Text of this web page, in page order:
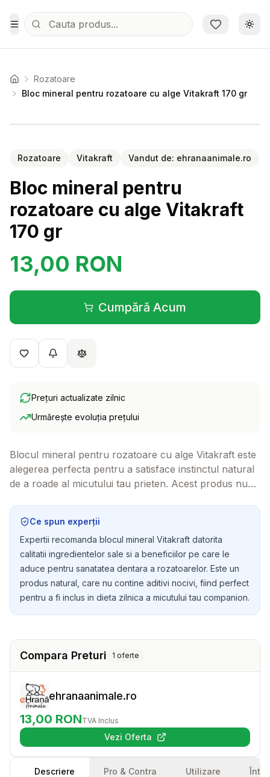
Sari la conținutul principal
Toggle Menu
Acasa Rozatoare
Bloc mineral pentru rozatoare cu alge Vitakraft 170 gr
Rozatoare Vitakraft Vandut de: ehranaanimale.ro
Bloc mineral pentru
rozatoare cu alge Vitakraft
170 gr
13,00 RON
Cumpără Acum
(se deschide într-o filă
Prețuri actualizate zilnic
Urmărește evoluția prețului
Blocul mineral pentru rozatoare cu alge Vitakraft este
alegerea perfecta pentru a satisface instinctul natural
de a roade al micutului tau prieten. Acest produs nu
la mentinerea unei danturi curate si sanatoase.
Ce spun experții
Expertii recomanda blocul mineral Vitakraft datorita
calitatii ingredientelor sale si a beneficiilor pe care le
aduce pentru sanatatea dentara a rozatoarelor. Este un
produs natural, care nu contine aditivi nocivi, fiind perfect
pentru a fi inclus in dieta zilnica a micutului tau companion.
Compara Preturi 1 oferte
ehranaanimale.ro
13,00 RONTVA Inclus
Vezi Oferta(se deschide într-o filă nouă)
Descriere Pro & Contra Utilizare